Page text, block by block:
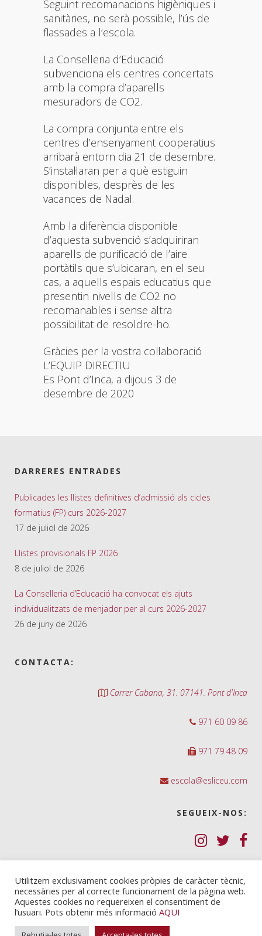
Seguint recomanacions higièniques i
sanitàries, no serà possible, l’ús de
flassades a l’escola.
La Conselleria d’Educació
subvenciona els centres concertats
amb la compra d’aparells
mesuradors de CO2.
La compra conjunta entre els
centres d’ensenyament cooperatius
arribarà entorn dia 21 de desembre.
S’instal·laran per a què estiguin
disponibles, desprès de les
vacances de Nadal.
Amb la diferència disponible
d’aquesta subvenció s’adquiriran
aparells de purificació de l’aire
portàtils que s’ubicaran, en el seu
cas, a aquells espais educatius que
presentin nivells de CO2 no
recomanables i sense altra
possibilitat de resoldre-ho.
Gràcies per la vostra col·laboració
L’EQUIP DIRECTIU
Es Pont d’Inca, a dijous 3 de
desembre de 2020
DARRERES ENTRADES
Publicades les llistes definitives d’admissió als cicles
formatius (FP) curs 2026-2027
17 de juliol de 2026
Llistes provisionals FP 2026
8 de juliol de 2026
La Conselleria d’Educació ha convocat els ajuts
individualitzats de menjador per al curs 2026-2027
26 de juny de 2026
CONTACTA:
Carrer Cabana, 31. 07141. Pont d'Inca
971 60 09 86
971 79 48 09
escola@esliceu.com
SEGUEIX-NOS:
Política de Galetes (cookies)
Política de privadesa
Nota legal i condicions d’ús
Utilitzem exclusivament cookies pròpies de caràcter tècnic,
necessàries per al correcte funcionament de la pàgina web.
Aquestes cookies no requereixen el consentiment de
l’usuari. Pots obtenir més informació AQUI